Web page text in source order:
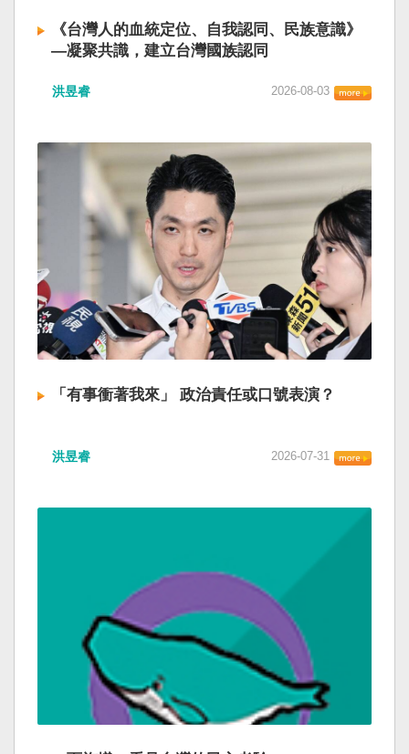
《台灣人的血統定位、自我認同、民族意識》
—凝聚共識，建立台灣國族認同
洪昱睿 2026-08-03
「有事衝著我來」 政治責任或口號表演？
洪昱睿 2026-07-31